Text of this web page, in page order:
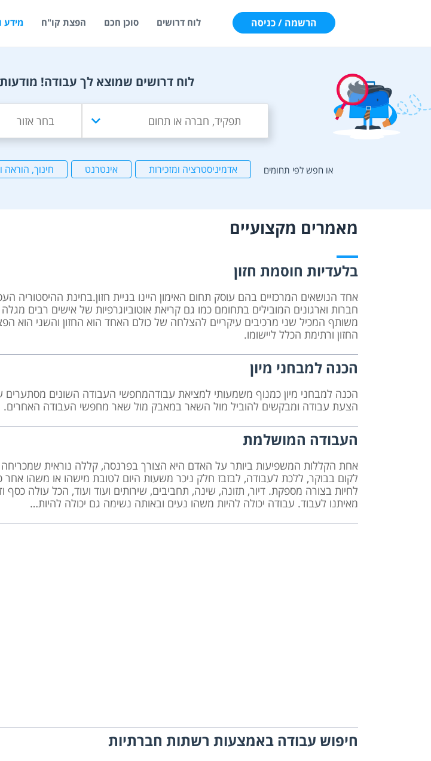
הרשמה / כניסה לוח דרושים סוכן חכם הפצת קו"ח מידע
לוח דרושים שמוצא לך עבודה!
או חפש לפי תחומים אדמיניסטרציה ומזכירות אינטרנט חינוך, הוראה
מאמרים מקצועיים
בלעדיות חוסמת חזון
אחד הנושאים המרכזיים בהם עוסק תחום האימון היינו בניית חזון.בחינת ההיסטוריה
חברות וארגונים המובילים בתחומם כמו גם קריאת אוטוביוגרפיות של אישים רבים
משותף המכיל שני מרכיבים עיקריים להצלחה של כולם האחד הוא החזון והשני הוא
החזון ורתימת הכלל ליישומו.
הכנה למבחני מיון
הכנה למבחני מיון כמנוף משמעותי למציאת עבודהמחפשי העבודה השונים מסתערים
הצעת עבודה ומבקשים להוביל מול השאר במאבק מול שאר מחפשי העבודה האחרים.
העבודה המושלמת
אחת הקללות המשפיעות ביותר על האדם היא הצורך בפרנסה, קללה נוראית שמכריחה
לקום בבוקר, ללכת לעבודה, לבזבז חלק ניכר משעות היום לטובת מישהו או משהו אחר
לחיות בצורה מספקת. דיור, תזונה, שינה, תחביבים, שירותים ועוד ועוד, הכל עולה כסף
מאיתנו לעבוד. עבודה יכולה להיות משהו נעים ובאותה נשימה גם יכולה להיות…
חיפוש עבודה באמצעות רשתות חברתיות